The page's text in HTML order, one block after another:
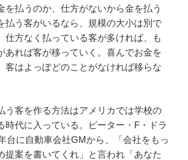
払うのか、仕方がないから金を払う
払う客がいるなら、規模の大小は別で
仕方なく払っている客が多ければ、も
あれば客が移っていく。喜んでお金を
客はよっぽどのことがなければ移らな
客を作る方法はアメリカでは学校の
時代に入っている。ピーター・F・ドラ
台に自動車会社GMから、「会社をもっ
提案を書いてくれ」と言われ「あなた